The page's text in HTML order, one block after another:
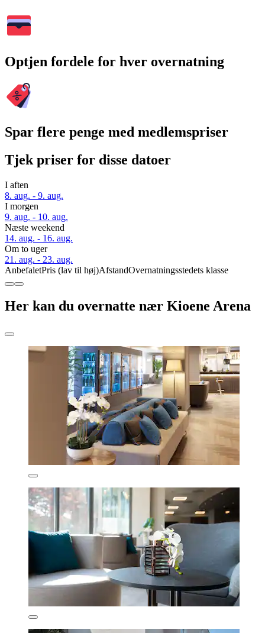
Optjen fordele for hver overnatning
Spar flere penge med medlemspriser
Tjek priser for disse datoer
I aften
8. aug. - 9. aug.
I morgen
9. aug. - 10. aug.
Næste weekend
14. aug. - 16. aug.
Om to uger
21. aug. - 23. aug.
AnbefaletPris (lav til høj)AfstandOvernatningsstedets klasse
Her kan du overnatte nær Kioene Arena